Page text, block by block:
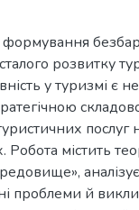
розвитку
у туризмі є
послуг
містить
аналізує
проблеми й